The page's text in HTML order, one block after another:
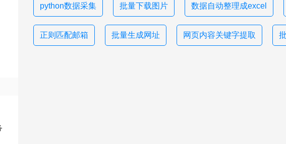
python数据采集 批量下载图片 数据自动整理成excel
正则匹配邮箱 批量生成网址 网页内容关键字提取